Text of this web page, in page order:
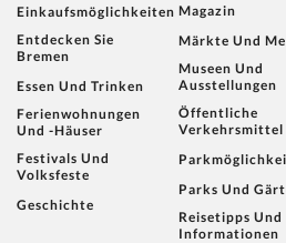
Einkaufsmöglichkeiten
Entdecken Sie
Bremen
Essen Und Trinken
Ferienwohnungen
Und -häuser
Festivals Und
Volksfeste
Geschichte
Magazin
Märkte Und
Museen Und
Ausstellungen
Öffentliche
Verkehrsmittel
Parks Und
Reisetipps Und
Informationen